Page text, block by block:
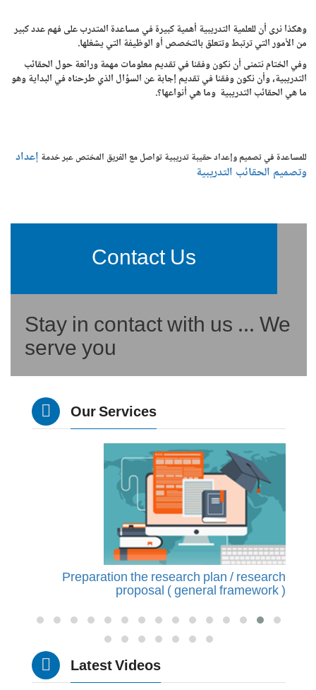
وهكذا نرى أن للعلمية التدريبية أهمية كبيرة في مساعدة المتدرب على فهم عدد كبير
من الأمور التي ترتبط وتتعلق بالتخصص أو الوظيفة التي يشغلها.
وفي الختام نتمنى أن نكون وفقنا في تقديم معلومات مهمة ورائعة حول الحقائب
التدريبية، وأن نكون وفقنا في تقديم إجابة عن السؤال الذي طرحناه في البداية وهو
ما هي الحقائب التدريبية وما هي أنواعها؟.
للمساعدة في تصميم وإعداد حقيبة تدريبية تواصل مع الفريق المختص عبر خدمة إعداد
وتصميم الحقائب التدريبية
Contact Us
Stay in contact with us ... We
serve you
Our Services
Preparation the research plan / research
proposal ( general framework )
Latest Videos